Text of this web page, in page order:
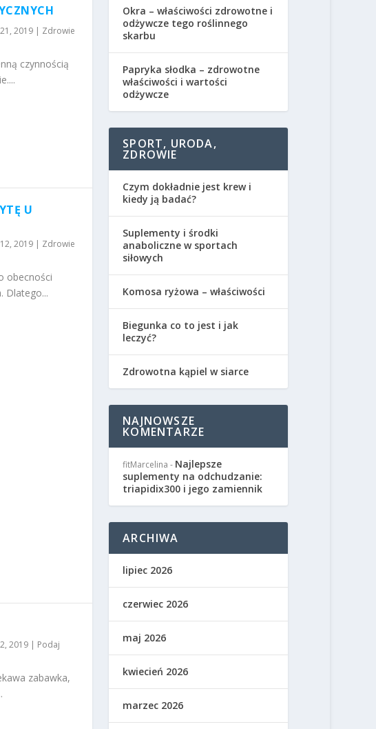
2019| Zdrowie
czynnością
U
2019| Zdrowie
obecności
Dlatego...
2019| Podaj
zabawka,
Okra – właściwości zdrowotne i
odżywcze tego roślinnego
skarbu
Papryka słodka – zdrowotne
właściwości i wartości
odżywcze
SPORT, URODA,
ZDROWIE
Czym dokładnie jest krew i
kiedy ją badać?
Suplementy i środki
anaboliczne w sportach
siłowych
Komosa ryżowa – właściwości
Biegunka co to jest i jak
leczyć?
Zdrowotna kąpiel w siarce
NAJNOWSZE
KOMENTARZE
fitMarcelina - Najlepsze
suplementy na odchudzanie:
triapidix300 i jego zamiennik
ARCHIWA
lipiec 2026
czerwiec 2026
maj 2026
kwiecień 2026
marzec 2026